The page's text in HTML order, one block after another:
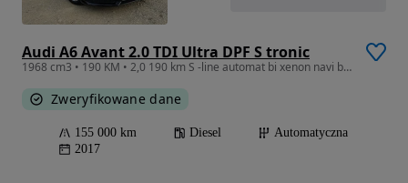
Audi A6 Avant 2.0 TDI Ultra DPF S tronic
1968 cm3 • 190 KM • 2,0 190 km S -line automat bi xenon navi bezwypadkowy stan idealny !!!
Zweryfikowane dane
155 000 km Diesel
Automatyczna
2017